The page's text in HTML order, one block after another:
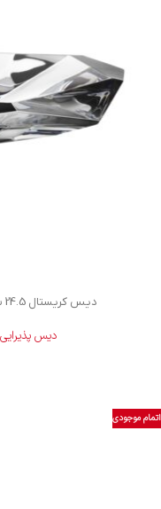
دیس کریستال 24.5 سانتیمتر پرسیوس اورفورش 6569271
دیس
اتمام موجودی